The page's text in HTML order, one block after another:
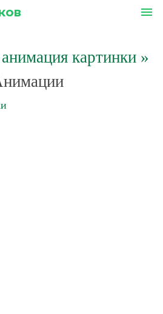
menu
картинки»